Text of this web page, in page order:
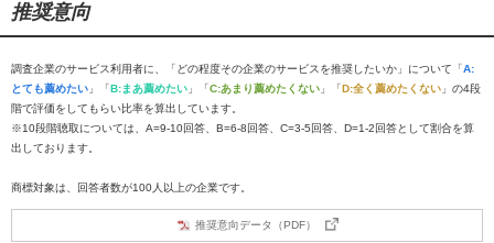
推奨意向
調査企業のサービス利用者に、「どの程度その企業のサービスを推奨したいか」について「A:
とても薦めたい 」「B:まあ薦めたい 」「C:あまり薦めたくない 」「D:全く薦めたくない 」の4段
階で評価をしてもらい比率を算出しています。
※10段階聴取については、A=9-10回答、B=6-8回答、C=3-5回答、D=1-2回答として割合を算
出しております。
商標対象は、回答者数が100人以上の企業です。
推奨意向データ（PDF）